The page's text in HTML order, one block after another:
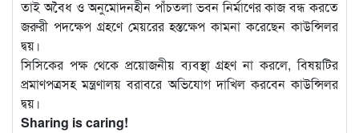
তাই অবৈধ ও অনুমোদনহীন পাঁচতলা ভবন নির্মাণের কাজ বন্ধ করতে
জরুরী পদক্ষেপ গ্রহণে মেয়রের হস্তক্ষেপ কামনা করেছেন কাউন্সিলর
দ্বয়।
সিসিকের পক্ষ থেকে প্রয়োজনীয় ব্যবস্থা গ্রহণ না করলে, বিষয়টির
প্রমাণপত্রসহ মন্ত্রণালয় বরাবরে অভিযোগ দাখিল করবেন কাউন্সিলর
দ্বয়।
Sharing is caring!